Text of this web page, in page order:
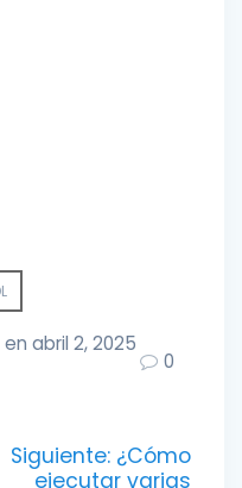
en abril 2, 2025
0
Siguiente: Entrada
siguiente:
¿Cómo
ejecutar varias